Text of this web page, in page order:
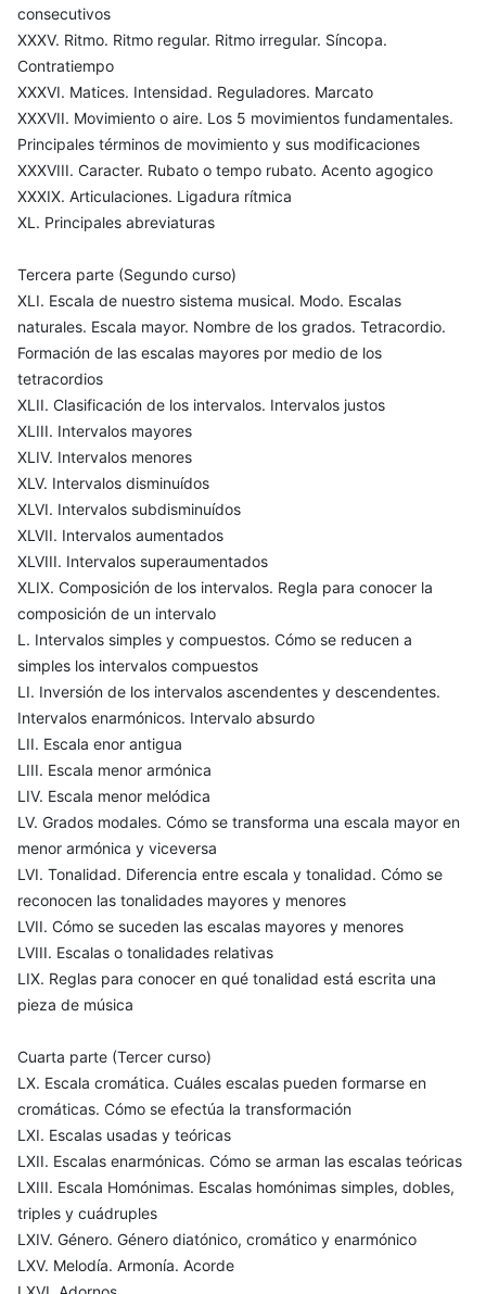
consecutivos
XXXV. Ritmo. Ritmo regular. Ritmo irregular. Síncopa.
Contratiempo
XXXVI. Matices. Intensidad. Reguladores. Marcato
XXXVII. Movimiento o aire. Los 5 movimientos fundamentales.
Principales términos de movimiento y sus modificaciones
XXXVIII. Caracter. Rubato o tempo rubato. Acento agogico
XXXIX. Articulaciones. Ligadura rítmica
XL. Principales abreviaturas
Tercera parte (Segundo curso)
XLI. Escala de nuestro sistema musical. Modo. Escalas
naturales. Escala mayor. Nombre de los grados. Tetracordio.
Formación de las escalas mayores por medio de los
tetracordios
XLII. Clasificación de los intervalos. Intervalos justos
XLIII. Intervalos mayores
XLIV. Intervalos menores
XLV. Intervalos disminuídos
XLVI. Intervalos subdisminuídos
XLVII. Intervalos aumentados
XLVIII. Intervalos superaumentados
XLIX. Composición de los intervalos. Regla para conocer la
composición de un intervalo
L. Intervalos simples y compuestos. Cómo se reducen a
simples los intervalos compuestos
LI. Inversión de los intervalos ascendentes y descendentes.
Intervalos enarmónicos. Intervalo absurdo
LII. Escala enor antigua
LIII. Escala menor armónica
LIV. Escala menor melódica
LV. Grados modales. Cómo se transforma una escala mayor en
menor armónica y viceversa
LVI. Tonalidad. Diferencia entre escala y tonalidad. Cómo se
reconocen las tonalidades mayores y menores
LVII. Cómo se suceden las escalas mayores y menores
LVIII. Escalas o tonalidades relativas
LIX. Reglas para conocer en qué tonalidad está escrita una
pieza de música
Cuarta parte (Tercer curso)
LX. Escala cromática. Cuáles escalas pueden formarse en
cromáticas. Cómo se efectúa la transformación
LXI. Escalas usadas y teóricas
LXII. Escalas enarmónicas. Cómo se arman las escalas teóricas
LXIII. Escala Homónimas. Escalas homónimas simples, dobles,
triples y cuádruples
LXIV. Género. Género diatónico, cromático y enarmónico
LXV. Melodía. Armonía. Acorde